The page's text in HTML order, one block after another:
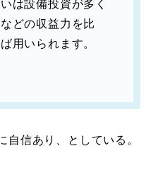
は設備投資が多く
どの収益力を比
用いられます。
信あり、としている。